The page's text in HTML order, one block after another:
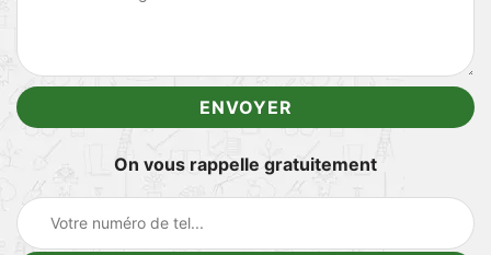
On vous rappelle gratuitement